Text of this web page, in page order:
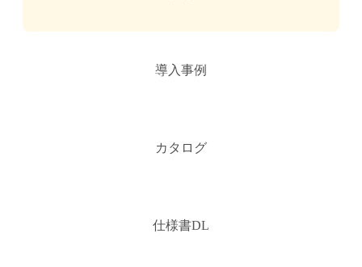
導入事例
カタログ
仕様書DL